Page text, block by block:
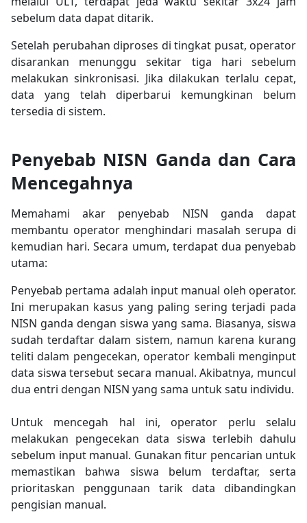
sebelum data dapat ditarik.
Setelah perubahan diproses di tingkat pusat, operator
disarankan menunggu sekitar tiga hari sebelum
melakukan sinkronisasi. Jika dilakukan terlalu cepat,
data yang telah diperbarui kemungkinan belum
tersedia di sistem.
Penyebab NISN Ganda dan Cara
Mencegahnya
Memahami akar penyebab NISN ganda dapat
membantu operator menghindari masalah serupa di
kemudian hari. Secara umum, terdapat dua penyebab
utama:
Penyebab pertama adalah input manual oleh operator.
Ini merupakan kasus yang paling sering terjadi pada
NISN ganda dengan siswa yang sama. Biasanya, siswa
sudah terdaftar dalam sistem, namun karena kurang
teliti dalam pengecekan, operator kembali menginput
data siswa tersebut secara manual. Akibatnya, muncul
dua entri dengan NISN yang sama untuk satu individu.
Untuk mencegah hal ini, operator perlu selalu
melakukan pengecekan data siswa terlebih dahulu
sebelum input manual. Gunakan fitur pencarian untuk
memastikan bahwa siswa belum terdaftar, serta
prioritaskan penggunaan tarik data dibandingkan
pengisian manual.